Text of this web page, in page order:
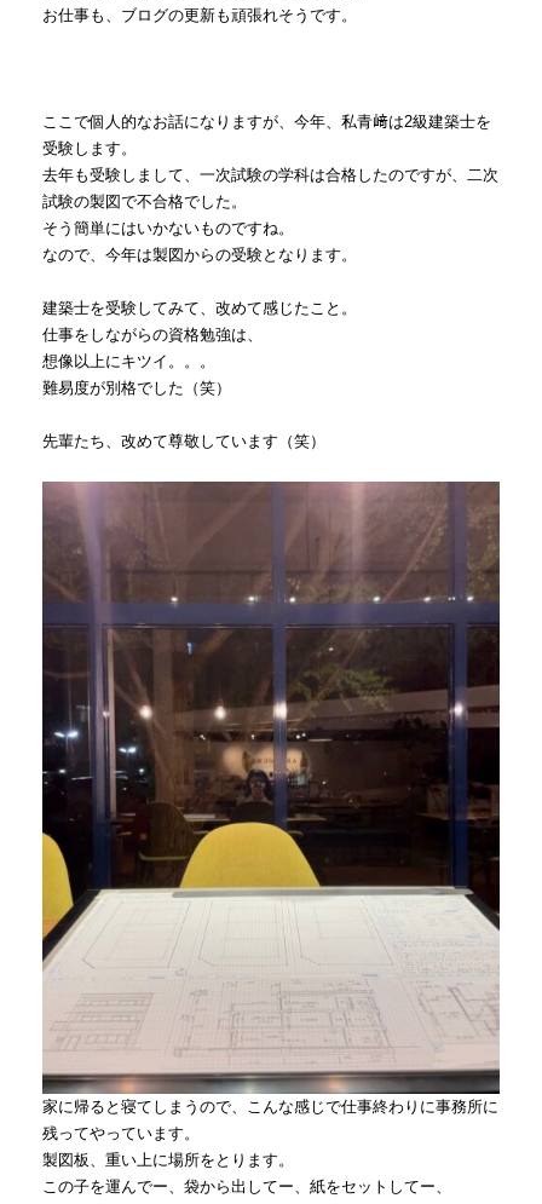
お仕事も、ブログの更新も頑張れそうです。
ここで個人的なお話になりますが、今年、私青﨑は2級建築士を
受験します。
去年も受験しまして、一次試験の学科は合格したのですが、二次
試験の製図で不合格でした。
そう簡単にはいかないものですね。
なので、今年は製図からの受験となります。
建築士を受験してみて、改めて感じたこと。
仕事をしながらの資格勉強は、
想像以上にキツイ。。。
難易度が別格でした（笑）
先輩たち、改めて尊敬しています（笑）
家に帰ると寝てしまうので、こんな感じで仕事終わりに事務所に
残ってやっています。
製図板、重い上に場所をとります。
この子を運んでー、袋から出してー、紙をセットしてー、